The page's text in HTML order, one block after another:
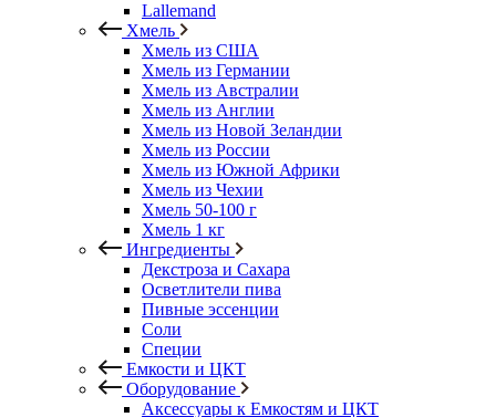
Lallemand
Хмель
Хмель из США
Хмель из Германии
Хмель из Австралии
Хмель из Англии
Хмель из Новой Зеландии
Хмель из России
Хмель из Южной Африки
Хмель из Чехии
Хмель 50-100 г
Хмель 1 кг
Ингредиенты
Декстроза и Сахара
Осветлители пива
Пивные эссенции
Соли
Специи
Емкости и ЦКТ
Оборудование
Аксессуары к Емкостям и ЦКТ